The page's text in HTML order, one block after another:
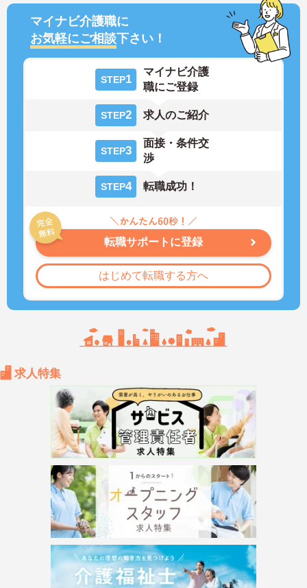
マイナビ介護職に
お気軽にご相談下さい！
STEP1
マイナビ介護
職にご登録
STEP2 求人のご紹介
STEP3
面接・条件交
渉
STEP4 転職成功！
転職サポートに登録
はじめて転職する方へ
求人特集